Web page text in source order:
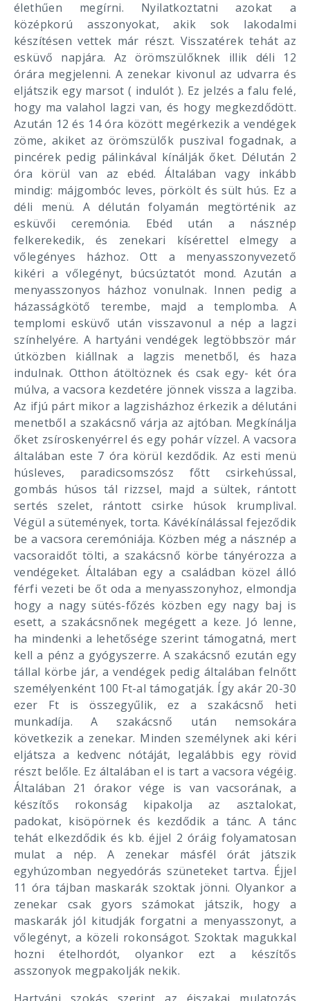
élethűen megírni. Nyilatkoztatni azokat a
középkorú asszonyokat, akik sok lakodalmi
készítésen vettek már részt. Visszatérek tehát az
esküvő napjára. Az örömszülőknek illik déli 12
órára megjelenni. A zenekar kivonul az udvarra és
eljátszik egy marsot ( indulót ). Ez jelzés a falu felé,
hogy ma valahol lagzi van, és hogy megkezdődött.
Azután 12 és 14 óra között megérkezik a vendégek
zöme, akiket az örömszülők puszival fogadnak, a
pincérek pedig pálinkával kínálják őket. Délután 2
óra körül van az ebéd. Általában vagy inkább
mindig: májgombóc leves, pörkölt és sült hús. Ez a
déli menü. A délután folyamán megtörténik az
esküvői ceremónia. Ebéd után a násznép
felkerekedik, és zenekari kísérettel elmegy a
vőlegényes házhoz. Ott a menyasszonyvezető
kikéri a vőlegényt, búcsúztatót mond. Azután a
menyasszonyos házhoz vonulnak. Innen pedig a
házasságkötő terembe, majd a templomba. A
templomi esküvő után visszavonul a nép a lagzi
színhelyére. A hartyáni vendégek legtöbbször már
útközben kiállnak a lagzis menetből, és haza
indulnak. Otthon átöltöznek és csak egy- két óra
múlva, a vacsora kezdetére jönnek vissza a lagziba.
Az ifjú párt mikor a lagzisházhoz érkezik a délutáni
menetből a szakácsnő várja az ajtóban. Megkínálja
őket zsíroskenyérrel és egy pohár vízzel. A vacsora
általában este 7 óra körül kezdődik. Az esti menü
húsleves, paradicsomszósz főtt csirkehússal,
gombás húsos tál rizzsel, majd a sültek, rántott
sertés szelet, rántott csirke húsok krumplival.
Végül a sütemények, torta. Kávékínálással fejeződik
be a vacsora ceremóniája. Közben még a násznép a
vacsoraidőt tölti, a szakácsnő körbe tányérozza a
vendégeket. Általában egy a családban közel álló
férfi vezeti be őt oda a menyasszonyhoz, elmondja
hogy a nagy sütés-főzés közben egy nagy baj is
esett, a szakácsnőnek megégett a keze. Jó lenne,
ha mindenki a lehetősége szerint támogatná, mert
kell a pénz a gyógyszerre. A szakácsnő ezután egy
tállal körbe jár, a vendégek pedig általában felnőtt
személyenként 100 Ft-al támogatják. Így akár 20-30
ezer Ft is összegyűlik, ez a szakácsnő heti
munkadíja. A szakácsnő után nemsokára
következik a zenekar. Minden személynek aki kéri
eljátsza a kedvenc nótáját, legalábbis egy rövid
részt belőle. Ez általában el is tart a vacsora végéig.
Általában 21 órakor vége is van vacsorának, a
készítős rokonság kipakolja az asztalokat,
padokat, kisöpörnek és kezdődik a tánc. A tánc
tehát elkezdődik és kb. éjjel 2 óráig folyamatosan
mulat a nép. A zenekar másfél órát játszik
egyhúzomban negyedórás szüneteket tartva. Éjjel
11 óra tájban maskarák szoktak jönni. Olyankor a
zenekar csak gyors számokat játszik, hogy a
maskarák jól kitudják forgatni a menyasszonyt, a
vőlegényt, a közeli rokonságot. Szoktak magukkal
hozni ételhordót, olyankor ezt a készítős
asszonyok megpakolják nekik.